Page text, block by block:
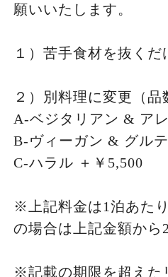
願いいたします。
１）苦手食材を抜く
２）別料理に変更（
A-ベジタリアン & ア
B-ヴィーガン & グル
C-ハラル ＋￥5,500
※上記料金は1泊あた
の場合は上記金額から
※記載の期限を超えた